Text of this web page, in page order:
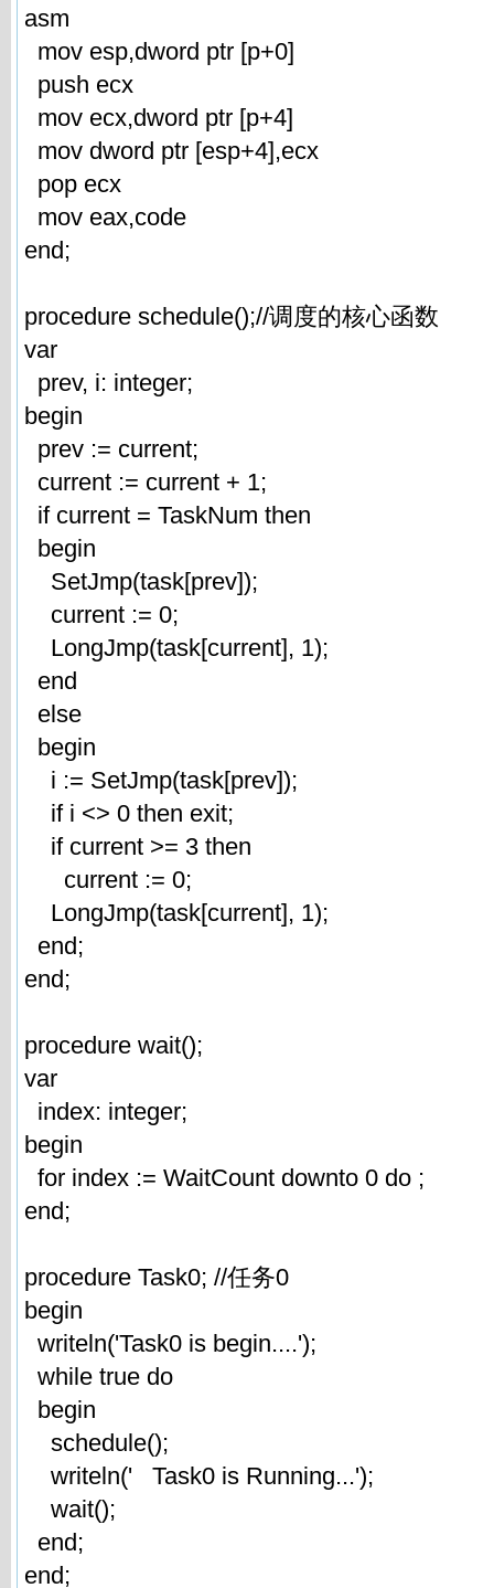
asm
mov esp,dword ptr [p+0]
push ecx
mov ecx,dword ptr [p+4]
mov dword ptr [esp+4],ecx
pop ecx
mov eax,code
end;
procedure schedule();//调度的核心函数
var
prev, i: integer;
begin
prev := current;
current := current + 1;
if current = TaskNum then
begin
SetJmp(task[prev]);
current := 0;
LongJmp(task[current], 1);
end
else
begin
i := SetJmp(task[prev]);
if i <> 0 then exit;
if current >= 3 then
current := 0;
LongJmp(task[current], 1);
end;
end;
procedure wait();
var
index: integer;
begin
for index := WaitCount downto 0 do ;
end;
procedure Task0; //任务0
begin
writeln('Task0 is begin....');
while true do
begin
schedule();
writeln(' Task0 is Running...');
wait();
end;
end;